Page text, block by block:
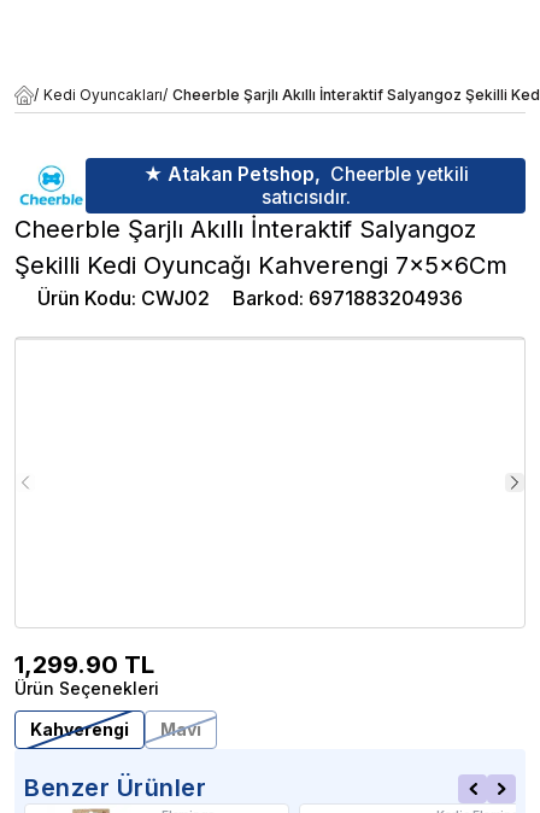
/ Kedi Oyuncakları/ Cheerble Şarjlı Akıllı İnteraktif Salyangoz Şekilli
★ Atakan Petshop, Cheerble yetkili
satıcısıdır.
Cheerble Şarjlı Akıllı İnteraktif Salyangoz
Şekilli Kedi Oyuncağı Kahverengi 7x5x6Cm
Ürün Kodu: CWJ02 Barkod: 6971883204936
1,299.90 TL
Ürün Seçenekleri
Kahverengi
Mavi
Benzer Ürünler